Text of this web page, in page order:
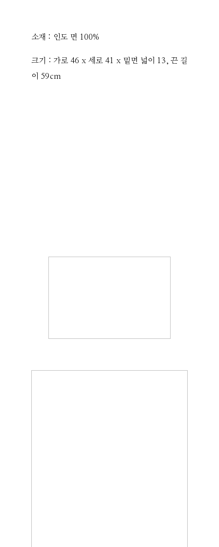
소재 : 인도 면 100%
크기 : 가로 46 x 세로 41 x 밑면 넓이 13, 끈 길
이 59cm